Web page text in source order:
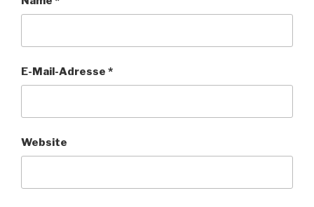
E-Mail-Adresse *
Website